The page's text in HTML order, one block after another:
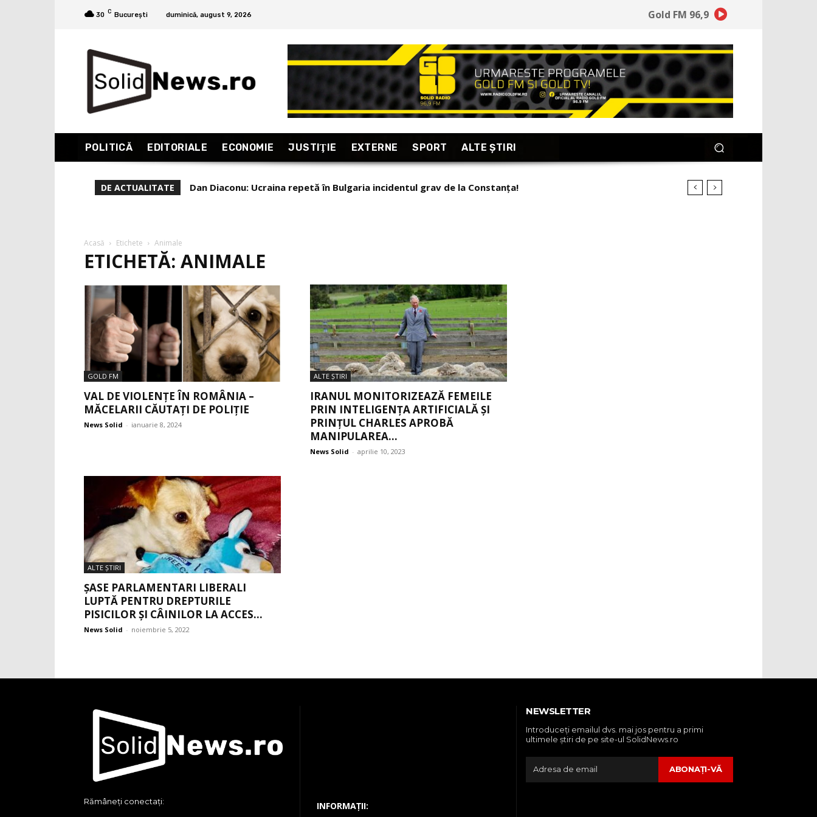
30 C București duminică, august 9, 2026 Gold FM 96,9
POLITICĂ EDITORIALE ECONOMIE JUSTIŢIE EXTERNE SPORT ALTE ŞTIRI
DE ACTUALITATE Dan Diaconu: Ucraina repetă în Bulgaria incidentul grav de la Constanța!
Crin Antonescu: AUR are o mare problemă, mulți dintre susținători sunt mai degrabă pro Georgescu,
Acasă Etichete Animale
ETICHETĂ: ANIMALE
GOLD FM
VAL DE VIOLENȚE ÎN ROMÂNIA –
MĂCELARII CĂUTAȚI DE POLIȚIE
News Solid - ianuarie 8, 2024
ALTE ŞTIRI
IRANUL MONITORIZEAZĂ FEMEILE
PRIN INTELIGENȚA ARTIFICIALĂ ȘI
PRINȚUL CHARLES APROBĂ
MANIPULAREA...
News Solid - aprilie 10, 2023
ALTE ŞTIRI
ȘASE PARLAMENTARI LIBERALI
LUPTĂ PENTRU DREPTURILE
PISICILOR ȘI CÂINILOR LA ACCES...
News Solid - noiembrie 5, 2022
Rămâneți conectați: INFORMAȚII:
NEWSLETTER
Introduceţi emailul dvs. mai jos pentru a primi
ultimele ştiri de pe site-ul SolidNews.ro
ABONAŢI-VĂ